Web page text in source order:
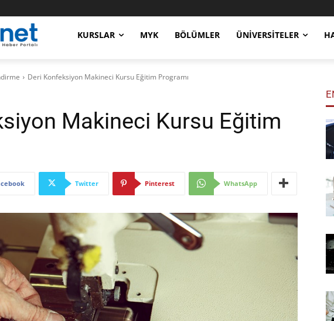
KURSLAR MYK BÖLÜMLER ÜNIVERSITELER
Deri Konfeksiyon Makineci Kursu Eğitim Programı
Makineci Kursu Eğitim
Twitter Pinterest WhatsApp